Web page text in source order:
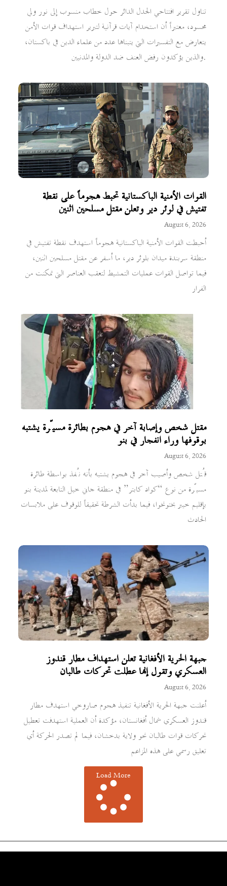
تناول تقرير افتتاحي الجدل الدائر حول خطاب منسوب إلى نور ولي
محسود، معتبراً أن استخدام آيات قرآنية لتبرير استهداف قوات الأمن
يتعارض مع التفسيرات التي يتبناها عدد من علماء الدين في باكستان،
والذين يؤكدون رفض العنف ضد الدولة والمدنيين.
القوات الأمنية الباكستانية تحبط هجوماً على نقطة
تفتيش في لوئر دير وتعلن مقتل مسلحين اثنين
August 6, 2026
أحبطت القوات الأمنية الباكستانية هجوماً استهدف نقطة تفتيش في
منطقة سربندة ميدان بلوئر دير، ما أسفر عن مقتل مسلحين اثنين،
فيما تواصل القوات عمليات التمشيط لتعقب العناصر التي تمكنت من
الفرار
مقتل شخص وإصابة آخر في هجوم بطائرة مسيّرة يشتبه
بوقوفها وراء انفجار في بنو
August 6, 2026
قُتل شخص وأصيب آخر في هجوم يشتبه بأنه نُفذ بواسطة طائرة
مسيّرة من نوع “كواد كابتر” في منطقة جاني خيل التابعة لمدينة بنو
بإقليم خيبر بختونخوا، فيما بدأت الشرطة تحقيقاً للوقوف على ملابسات
الحادث
جبهة الحرية الأفغانية تعلن استهداف مطار قندوز
العسكري وتقول إنها عطلت تحركات طالبان
August 6, 2026
أعلنت جبهة الحرية الأفغانية تنفيذ هجوم صاروخي استهدف مطار
قندوز العسكري شمال أفغانستان، مؤكدة أن العملية استهدفت تعطيل
تحركات قوات طالبان نحو ولاية بدخشان، فيما لم تصدر الحركة أي
تعليق رسمي على هذه المزاعم
Load More